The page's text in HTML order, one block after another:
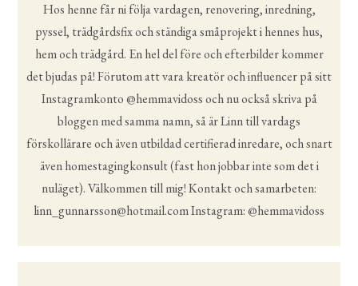
Hos henne får ni följa vardagen, renovering, inredning,
pyssel, trädgårdsfix och ständiga småprojekt i hennes hus,
hem och trädgård. En hel del före och efterbilder kommer
det bjudas på! Förutom att vara kreatör och influencer på sitt
Instagramkonto @hemmavidoss och nu också skriva på
bloggen med samma namn, så är Linn till vardags
förskollärare och även utbildad certifierad inredare, och snart
även homestagingkonsult (fast hon jobbar inte som det i
nuläget). Välkommen till mig! Kontakt och samarbeten:
linn_gunnarsson@hotmail.com Instagram: @hemmavidoss